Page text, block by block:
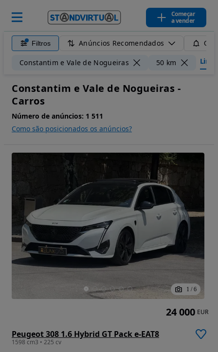
Começar
a vender
Filtros Anúncios Recomendados
Constantim e Vale de Nogueiras 50 km
Constantim e Vale de Nogueiras -
Carros
Número de anúncios: 1 511
Como são posicionados os anúncios?
1 / 6
Peugeot 308 1.6 Hybrid GT Pack e-EAT8
1598 cm3 • 225 cv
24 000 EUR